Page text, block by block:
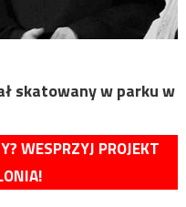
skatowany w parku w
WESPRZYJ PROJEKT